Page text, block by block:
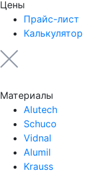
Цены
Прайс-лист
Калькулятор
Материалы
Alutech
Schuco
Vidnal
Alumil
Krauss